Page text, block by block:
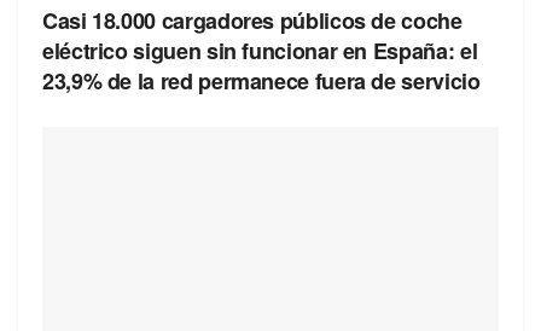
Casi 18.000 cargadores públicos de coche
eléctrico siguen sin funcionar en España: el
23,9% de la red permanece fuera de servicio